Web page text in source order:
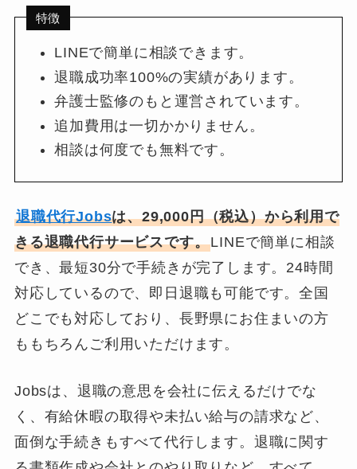
特徴
LINEで簡単に相談できます。
退職成功率100%の実績があります。
弁護士監修のもと運営されています。
追加費用は一切かかりません。
相談は何度でも無料です。
退職代行Jobsは、29,000円（税込）から利用で
きる退職代行サービスです。LINEで簡単に相談
でき、最短30分で手続きが完了します。24時間
対応しているので、即日退職も可能です。全国
どこでも対応しており、長野県にお住まいの方
ももちろんご利用いただけます。
Jobsは、退職の意思を会社に伝えるだけでな
く、有給休暇の取得や未払い給与の請求など、
面倒な手続きもすべて代行します。退職に関す